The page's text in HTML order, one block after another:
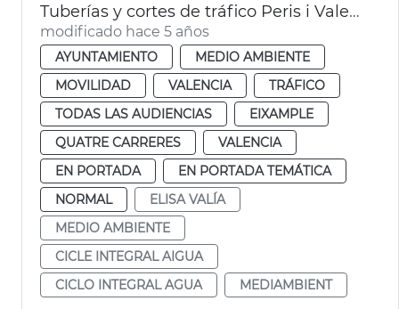
Tuberías y cortes de tráfico Peris i Valero
modificado hace 5 años
AYUNTAMIENTO
MEDIO AMBIENTE
MOVILIDAD
VALENCIA
TRÁFICO
TODAS LAS AUDIENCIAS
EIXAMPLE
QUATRE CARRERES
VALENCIA
EN PORTADA
EN PORTADA TEMÁTICA
NORMAL
ELISA VALÍA
MEDIO AMBIENTE
CICLE INTEGRAL AIGUA
CICLO INTEGRAL AGUA
MEDIAMBIENT